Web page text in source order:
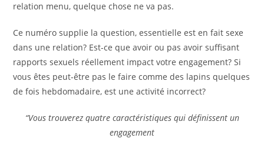
relation menu, quelque chose ne va pas.
Ce numéro supplie la question, essentielle est en fait sexe
dans une relation? Est-ce que avoir ou pas avoir suffisant
rapports sexuels réellement impact votre engagement? Si
vous êtes peut-être pas le faire comme des lapins quelques
de fois hebdomadaire, est une activité incorrect?
“Vous trouverez quatre caractéristiques qui définissent un
engagement